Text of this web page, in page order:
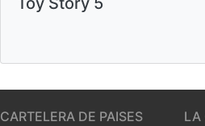
CARTELERA DE PAISES
LA